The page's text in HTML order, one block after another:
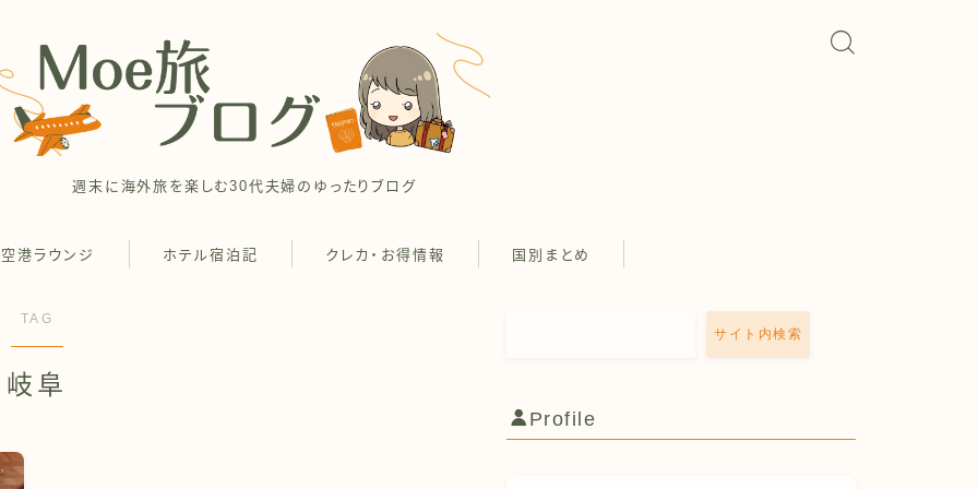
週末に海外旅を楽しむ30代夫婦のゆったりブログ
空港ラウンジ ホテル宿泊記 クレカ・お得情報 国別まとめ
TAG
岐阜
サイト内検索
Profile